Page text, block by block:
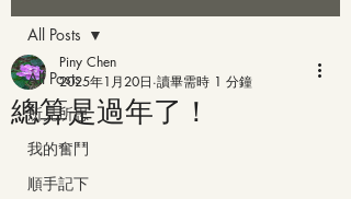
All Posts
所見所思
我的奮鬥
順手記下
All Posts
總算是過年了！
Piny Chen
2025年1月20日 讀畢需時 1 分鐘